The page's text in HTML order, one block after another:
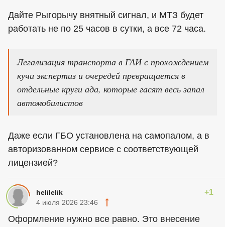
Дайте Рыгорычу внятный сигнал, и МТЗ будет
работать не по 25 часов в сутки, а все 72 часа.
Легализация транспорта в ГАИ с прохождением
кучи экспертиз и очередей превращается в
отдельные круги ада, которые гасят весь запал
автомобилистов
Даже если ГБО установлена на самопалом, а в
авторизованном сервисе с соответствующей
лицензией?
helilelik +1
4 июля 2026 23:46
Оформление нужно все равно. Это внесение